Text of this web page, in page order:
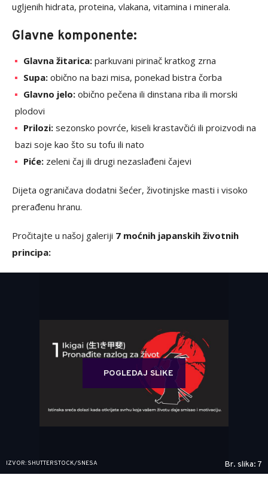
ugljenih hidrata, proteina, vlakana, vitamina i minerala.
Glavne komponente:
Glavna žitarica: parkuvani pirinač kratkog zrna
Supa: obično na bazi misa, ponekad bistra čorba
Glavno jelo: obično pečena ili dinstana riba ili morski
plodovi
Prilozi: sezonsko povrće, kiseli krastavčići ili proizvodi na
bazi soje kao što su tofu ili nato
Piće: zeleni čaj ili drugi nezaslađeni čajevi
Dijeta ograničava dodatni šećer, životinjske masti i visoko
prerađenu hranu.
Pročitajte u našoj galeriji 7 moćnih japanskih životnih
principa:
POGLEDAJ SLIKE
IZVOR: SHUTTERSTOCK/SNESA Br. slika: 7